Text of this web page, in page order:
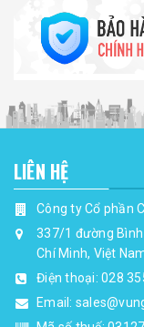
LIÊN HỆ
Công ty Cổ phần
337/1 đường Bình
Chí Minh, Việt
Điện thoại: 028
Email: